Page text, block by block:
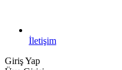
İletişim
Giriş Yap